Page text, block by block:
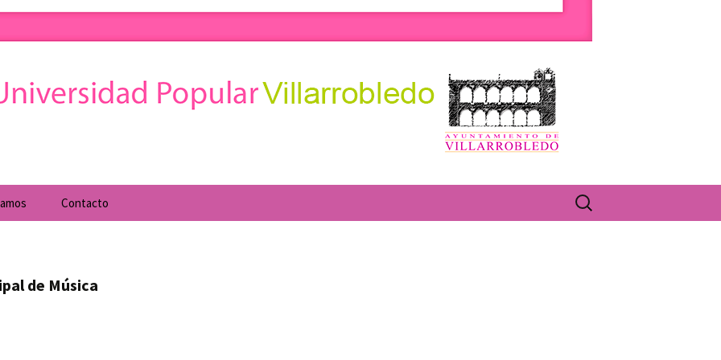
Popular
Cursos de formación para todo tipo de colectivos.
Contacto Buscar:
de Música